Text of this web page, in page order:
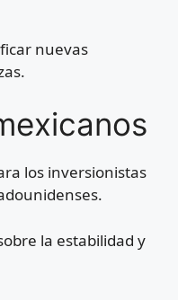
nuevas
los inversionistas
la estabilidad y